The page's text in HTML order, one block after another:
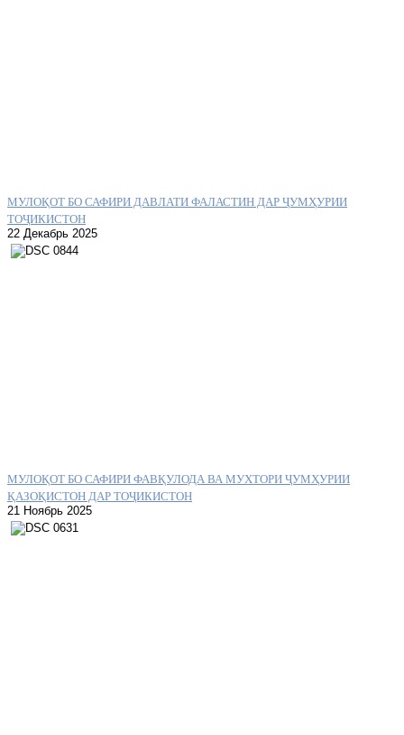
МУЛОҚОТ БО САФИРИ ДАВЛАТИ ФАЛАСТИН ДАР ҶУМҲУРИИ
ТОҶИКИСТОН
22 Декабрь 2025
МУЛОҚОТ БО САФИРИ ФАВҚУЛОДА ВА МУХТОРИ ҶУМҲУРИИ
ҚАЗОҚИСТОН ДАР ТОҶИКИСТОН
21 Ноябрь 2025